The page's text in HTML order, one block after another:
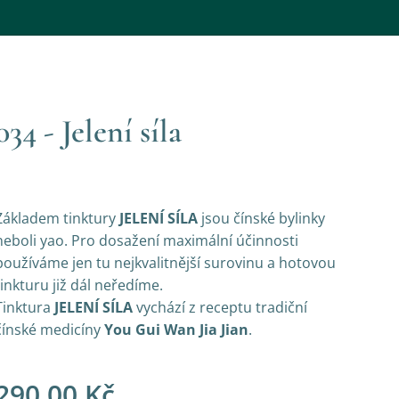
- Jelení síla
tinktury JELENÍ SÍLA jsou čínské bylinky
yao. Pro dosažení maximální účinnosti
jen tu nejkvalitnější surovinu a hotovou
již dál neředíme.
JELENÍ SÍLAvychází z receptu tradiční
medicínyYou Gui Wan Jia Jian.